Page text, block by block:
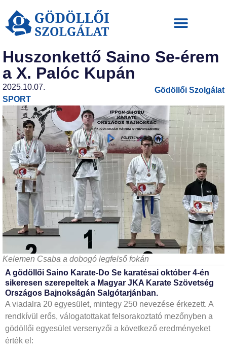
Huszonkettő Saino Se-érem
a X. Palóc Kupán
2025.10.07.
SPORT
Gödöllői Szolgálat
Kelemen Csaba a dobogó legfelső fokán
A gödöllői Saino Karate-Do Se karatésai október 4-én
sikeresen szerepeltek a Magyar JKA Karate Szövetség
Országos Bajnokságán Salgótarjánban.
A viadalra 20 egyesület, mintegy 250 nevezése érkezett. A
rendkívül erős, válogatottakat felsorakoztató mezőnyben a
gödöllői egyesület versenyzői a következő eredményeket
érték el: